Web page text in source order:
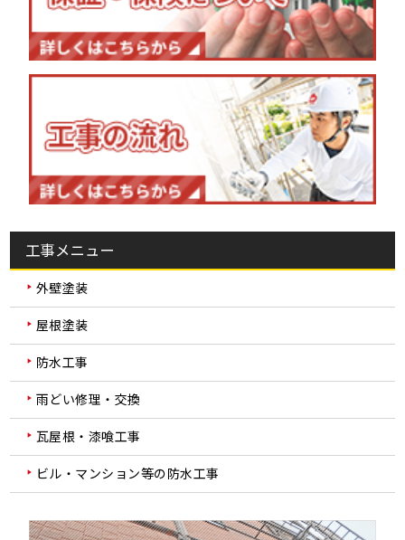
工事メニュー
外壁塗装
屋根塗装
防水工事
雨どい修理・交換
瓦屋根・漆喰工事
ビル・マンション等の防水工事